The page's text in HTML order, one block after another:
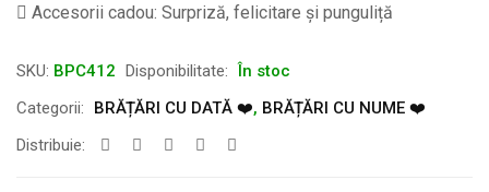
Accesorii cadou: Surpriză, felicitare și punguliță
SKU: BPC412 Disponibilitate: În stoc
Categorii:
BRĂȚĂRI CU DATĂ ❤️, BRĂȚĂRI CU NUME ❤️
Distribuie: